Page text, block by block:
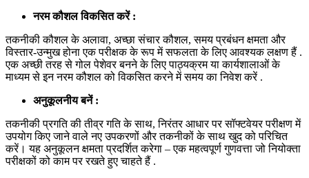
नरम कौशल विकसित करें :
तकनीकी कौशल के अलावा, अच्छा संचार कौशल, समय प्रबंधन क्षमता और
विस्तार-उन्मुख होना एक परीक्षक के रूप में सफलता के लिए आवश्यक लक्षण हैं .
एक अच्छी तरह से गोल पेशेवर बनने के लिए पाठ्यक्रम या कार्यशालाओं के
माध्यम से इन नरम कौशल को विकसित करने में समय का निवेश करें .
अनुकूलनीय बनें :
तकनीकी प्रगति की तीव्र गति के साथ, निरंतर आधार पर सॉफ्टवेयर परीक्षण में
उपयोग किए जाने वाले नए उपकरणों और तकनीकों के साथ खुद को परिचित
करें। यह अनुकूलन क्षमता प्रदर्शित करेगा – एक महत्वपूर्ण गुणवत्ता जो नियोक्ता
परीक्षकों को काम पर रखते हुए चाहते हैं .